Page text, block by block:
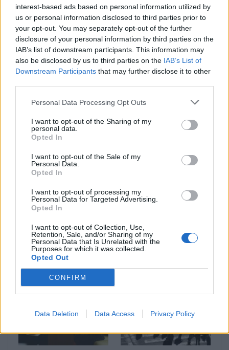
interest-based ads based on personal information utilized by
us or personal information disclosed to third parties prior to
your opt-out. You may separately opt-out of the further
disclosure of your personal information by third parties on the
IAB’s list of downstream participants. This information may
also be disclosed by us to third parties on the IAB’s List of
Downstream Participants that may further disclose it to other
Personal Data Processing Opt Outs
I want to opt-out of the Sharing of my
personal data.
Opted In
I want to opt-out of the Sale of my
Personal Data.
Opted In
I want to opt-out of processing my
Personal Data for Targeted Advertising.
Opted In
I want to opt-out of Collection, Use,
Retention, Sale, and/or Sharing of my
Personal Data that Is Unrelated with the
Purposes for which it was collected.
Opted Out
CONFIRM
Data Deletion Data Access Privacy Policy
ΠΡΟΗΓΟΎΜΕΝΟ ΆΡΘΡΟ
Χειμερινές εκπτώσεις
2023: Ξεκινούν τη
Δευτέρα 09/01 – Τα
δικαιώματα που πρέπει
να γνωρίζουν οι
ΕΠΌΜΕΝΟ ΆΡΘΡΟ
Βέροια – 29χρονη για τον
θάνατο του μωρού της:
«Δεν το έσωσα γιατί δεν
ξέρω κολύμπι» – Όσα
είπε στην κατάθεσή της
Μπορεί επίσης να σε ενδιαφέρει
ΟΙΚΟΝΟΜΊΑ
Άνοιξε η πλατφόρμα
για το Market Pass –
Πότε θα γίνουν οι
πληρωμές
HISTORY & CULTURE
ΔΥΠΑ: Συνολικά
55.000 voucher
βιβλίων
δύο εβδομάδες
ΟΙΚΟΝΟΜΊΑ